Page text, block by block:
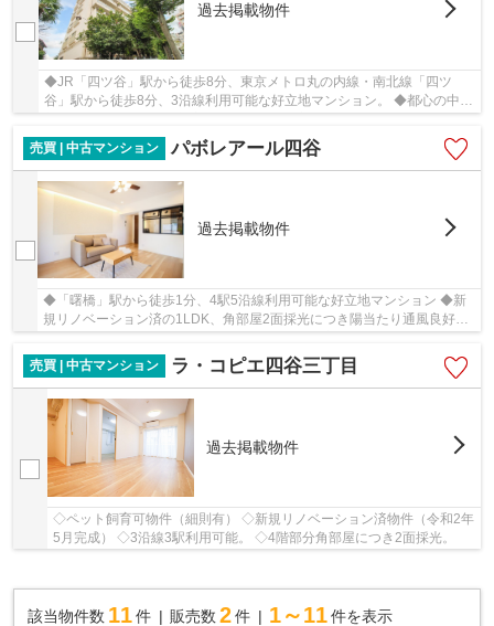
過去掲載物件
◆JR「四ツ谷」駅から徒歩8分、東京メトロ丸の内線・南北線「四ツ
谷」駅から徒歩8分、3沿線利用可能な好立地マンション。 ◆都心の中心
部「四ツ谷」に佇み、新宿通りから離れた完成な住...
売買 | 中古マンション
パボレアール四谷
過去掲載物件
◆「曙橋」駅から徒歩1分、4駅5沿線利用可能な好立地マンション ◆新
規リノベーション済の1LDK、角部屋2面採光につき陽当たり通風良好。
◆事務所として利用可能。リモートワークに最適な...
売買 | 中古マンション
ラ・コピエ四谷三丁目
過去掲載物件
◇ペット飼育可物件（細則有） ◇新規リノベーション済物件（令和2年
5月完成） ◇3沿線3駅利用可能。 ◇4階部分角部屋につき2面採光。
該当物件数 11件 販売数 2 件 1～11 件を表示